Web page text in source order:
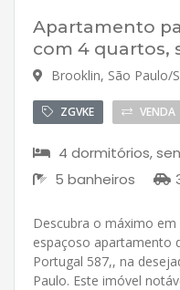
Apartamento
com 4 quartos,
Brooklin, São Paulo/
ZGVKE VENDA
4 dormitórios,
5 banheiros
Descubra o máximo
espaçoso apartamento
Portugal 587,, na
Paulo. Este imóvel